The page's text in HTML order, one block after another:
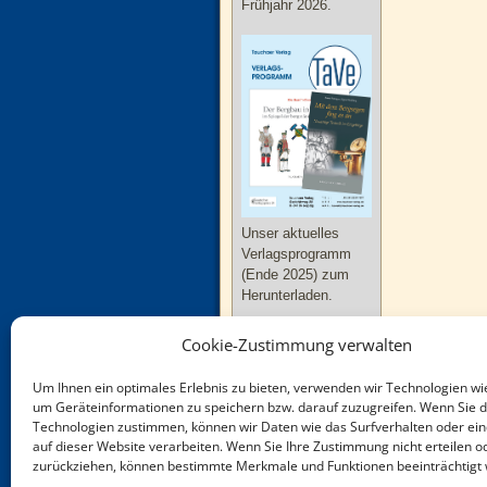
Cookie-Zustimmung verwalten
Um Ihnen ein optimales Erlebnis zu bieten, verwenden wir Technologien
um Geräteinformationen zu speichern bzw. darauf zuzugreifen. Wenn Sie
Technologien zustimmen, können wir Daten wie das Surfverhalten oder
auf dieser Website verarbeiten. Wenn Sie Ihre Zustimmung nicht erteilen
zurückziehen, können bestimmte Merkmale und Funktionen beeinträchtigt
Frühjahr 2026.
Unser aktuelles
Verlagsprogramm
(Ende 2025) zum
Herunterladen.
Neue Bücher zu
Thüringen und
Sachsen-Anhalt im